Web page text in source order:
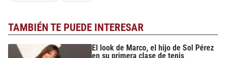
TAMBIÉN TE PUEDE INTERESAR
El look de Marco, el hijo de Sol Pérez
en su primera clase de tenis